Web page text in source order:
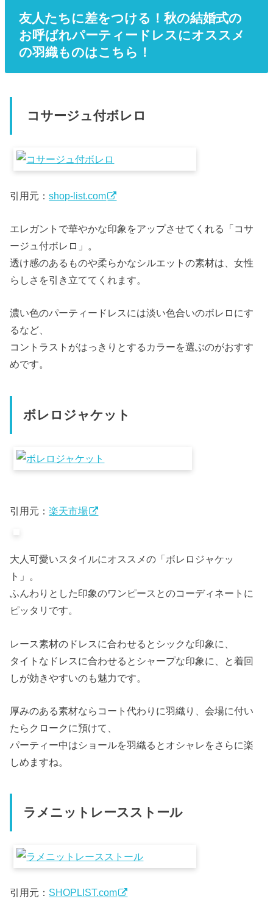
友人たちに差をつける！秋の結婚式の
お呼ばれパーティードレスにオススメ
の羽織ものはこちら！
コサージュ付ボレロ
引用元：shop-list.com
エレガントで華やかな印象をアップさせてくれる「コサ
ージュ付ボレロ」。
透け感のあるものや柔らかなシルエットの素材は、女性
らしさを引き立ててくれます。
濃い色のパーティードレスには淡い色合いのボレロにす
るなど、
コントラストがはっきりとするカラーを選ぶのがおすす
めです。
ボレロジャケット
引用元：楽天市場
大人可愛いスタイルにオススメの「ボレロジャケッ
ト」。
ふんわりとした印象のワンピースとのコーディネートに
ピッタリです。
レース素材のドレスに合わせるとシックな印象に、
タイトなドレスに合わせるとシャープな印象に、と着回
しが効きやすいのも魅力です。
厚みのある素材ならコート代わりに羽織り、会場に付い
たらクロークに預けて、
パーティー中はショールを羽織るとオシャレをさらに楽
しめますね。
ラメニットレースストール
引用元： SHOPLIST.com